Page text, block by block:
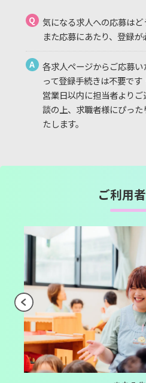
Q
気になる求人への応募は
また応募にあたり、登録が
A
各求人ページからご応募
って登録手続きは不要で
営業日以内に担当者より
談の上、求職者様にぴっ
たします。
ご利用